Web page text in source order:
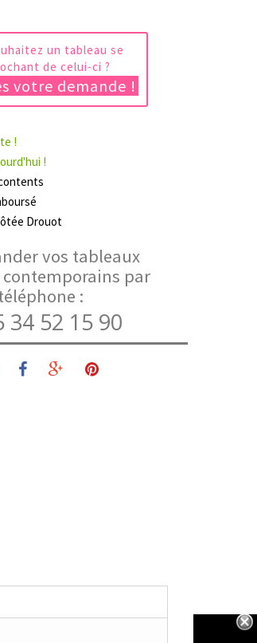
un tableau se
de celui-ci ?
votre demande !
!
!
Drouot
vos tableaux
par
:
52 15 90